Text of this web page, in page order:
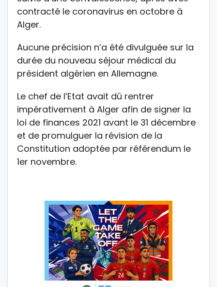
contracté le coronavirus en octobre à
Alger.
Aucune précision n’a été divulguée sur la
durée du nouveau séjour médical du
président algérien en Allemagne.
Le chef de l’Etat avait dû rentrer
impérativement à Alger afin de signer la
loi de finances 2021 avant le 31 décembre
et de promulguer la révision de la
Constitution adoptée par référendum le
1er novembre.